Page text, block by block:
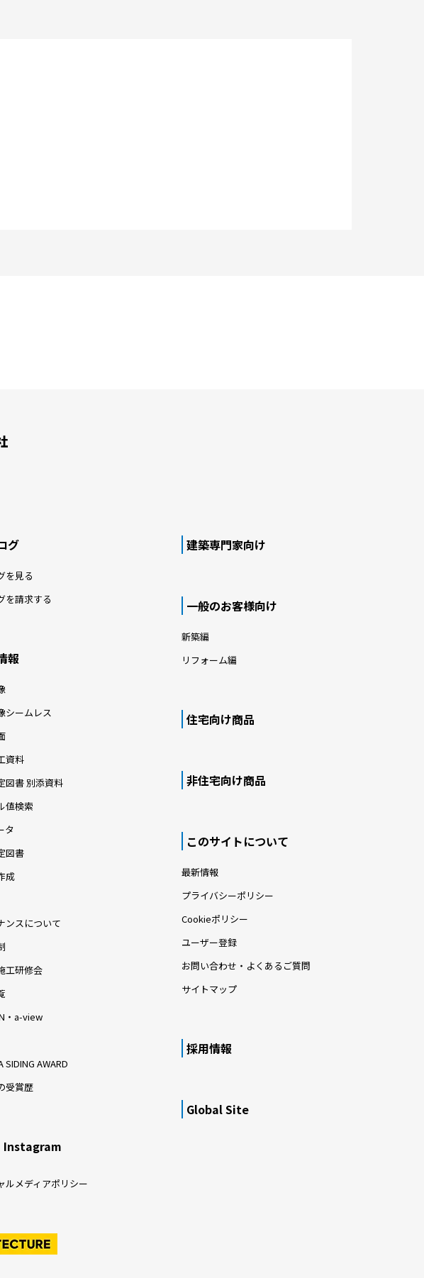
グ
を見る
を請求する
報
シームレス
資料
図書 別添資料
値検索
タ
図書
成
ンスについて
工研修会
・a-view
SIDING AWARD
受賞歴
Instagram
ルメディアポリシー
建築専門家向け
一般のお客様向け
新築編
リフォーム編
住宅向け商品
非住宅向け商品
このサイトについて
最新情報
プライバシーポリシー
Cookieポリシー
ユーザー登録
お問い合わせ・よくあるご質問
サイトマップ
採用情報
Global Site